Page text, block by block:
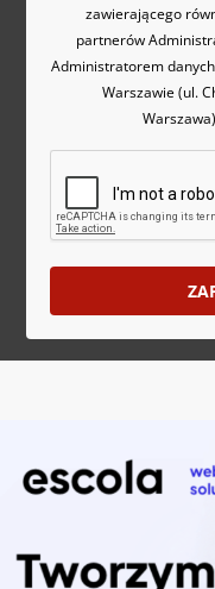
zawierającego
partnerów
Administratorem danych
Warszawie (ul.